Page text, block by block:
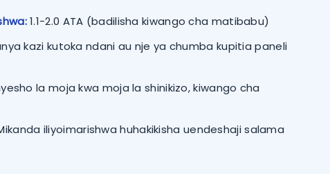
1.1-2.0 ATA (badilisha kiwango cha matibabu)
kazi kutoka ndani au nje ya chumba kupitia paneli
la moja kwa moja la shinikizo, kiwango cha
iliyoimarishwa huhakikisha uendeshaji salama